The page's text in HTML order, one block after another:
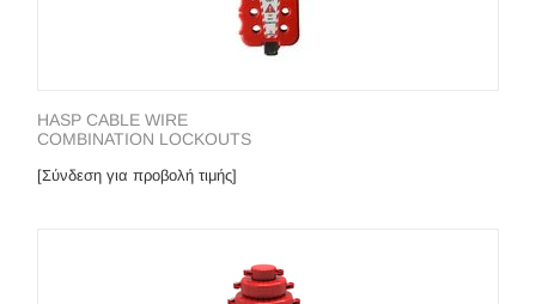
HASP CABLE WIRE
COMBINATION LOCKOUTS
[Σύνδεση για προβολή τιμής]